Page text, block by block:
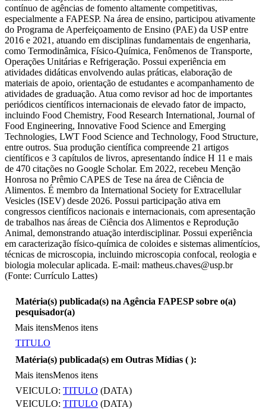
contínuo de agências de fomento altamente competitivas,
especialmente a FAPESP. Na área de ensino, participou ativamente
do Programa de Aperfeiçoamento de Ensino (PAE) da USP entre
2016 e 2021, atuando em disciplinas fundamentais de engenharia,
como Termodinâmica, Físico-Química, Fenômenos de Transporte,
Operações Unitárias e Refrigeração. Possui experiência em
atividades didáticas envolvendo aulas práticas, elaboração de
materiais de apoio, orientação de estudantes e acompanhamento de
atividades de graduação. Atua como revisor ad hoc de importantes
periódicos científicos internacionais de elevado fator de impacto,
incluindo Food Chemistry, Food Research International, Journal of
Food Engineering, Innovative Food Science and Emerging
Technologies, LWT Food Science and Technology, Food Structure,
entre outros. Sua produção científica compreende 21 artigos
científicos e 3 capítulos de livros, apresentando índice H 11 e mais
de 470 citações no Google Scholar. Em 2022, recebeu Menção
Honrosa no Prêmio CAPES de Tese na área de Ciência de
Alimentos. É membro da International Society for Extracellular
Vesicles (ISEV) desde 2026. Possui participação ativa em
congressos científicos nacionais e internacionais, com apresentação
de trabalhos nas áreas de Ciência dos Alimentos e Reprodução
Animal, demonstrando atuação interdisciplinar. Possui experiência
em caracterização físico-química de coloides e sistemas alimentícios,
técnicas de microscopia, incluindo microscopia confocal, reologia e
biologia molecular aplicada. E-mail: matheus.chaves@usp.br
(Fonte: Currículo Lattes)
Matéria(s) publicada(s) na Agência FAPESP sobre o(a)
pesquisador(a)
Mais itensMenos itens
TITULO
Matéria(s) publicada(s) em Outras Mídias ( ):
Mais itensMenos itens
VEICULO: TITULO (DATA)
VEICULO: TITULO (DATA)